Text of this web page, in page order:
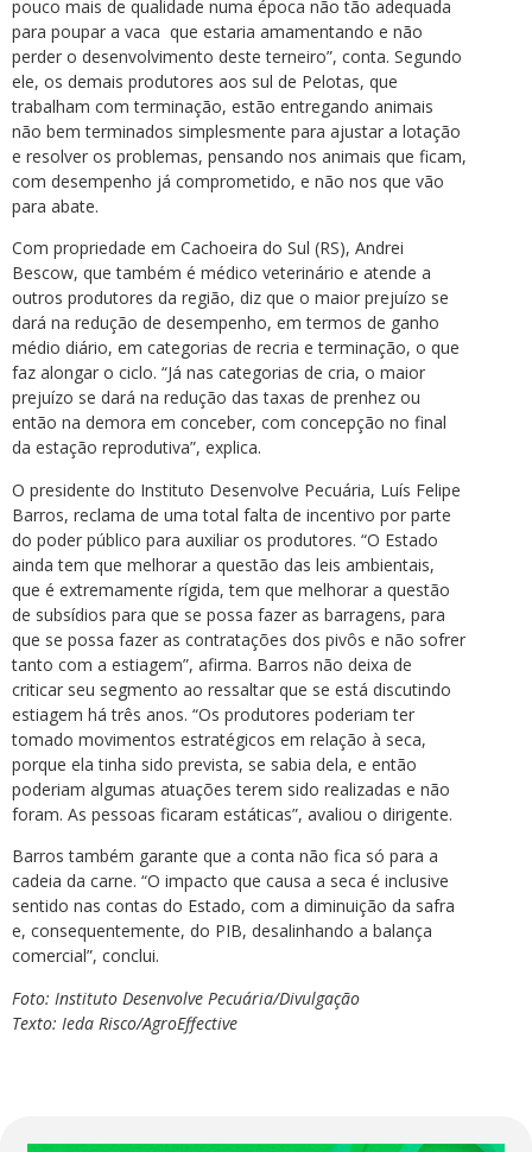
pouco mais de qualidade numa época não tão adequada
para poupar a vaca que estaria amamentando e não
perder o desenvolvimento deste terneiro”, conta. Segundo
ele, os demais produtores aos sul de Pelotas, que
trabalham com terminação, estão entregando animais
não bem terminados simplesmente para ajustar a lotação
e resolver os problemas, pensando nos animais que ficam,
com desempenho já comprometido, e não nos que vão
para abate.
Com propriedade em Cachoeira do Sul (RS), Andrei
Bescow, que também é médico veterinário e atende a
outros produtores da região, diz que o maior prejuízo se
dará na redução de desempenho, em termos de ganho
médio diário, em categorias de recria e terminação, o que
faz alongar o ciclo. “Já nas categorias de cria, o maior
prejuízo se dará na redução das taxas de prenhez ou
então na demora em conceber, com concepção no final
da estação reprodutiva”, explica.
O presidente do Instituto Desenvolve Pecuária, Luís Felipe
Barros, reclama de uma total falta de incentivo por parte
do poder público para auxiliar os produtores. “O Estado
ainda tem que melhorar a questão das leis ambientais,
que é extremamente rígida, tem que melhorar a questão
de subsídios para que se possa fazer as barragens, para
que se possa fazer as contratações dos pivôs e não sofrer
tanto com a estiagem”, afirma. Barros não deixa de
criticar seu segmento ao ressaltar que se está discutindo
estiagem há três anos. “Os produtores poderiam ter
tomado movimentos estratégicos em relação à seca,
porque ela tinha sido prevista, se sabia dela, e então
poderiam algumas atuações terem sido realizadas e não
foram. As pessoas ficaram estáticas”, avaliou o dirigente.
Barros também garante que a conta não fica só para a
cadeia da carne. “O impacto que causa a seca é inclusive
sentido nas contas do Estado, com a diminuição da safra
e, consequentemente, do PIB, desalinhando a balança
comercial”, conclui.
Foto: Instituto Desenvolve Pecuária/Divulgação
Texto: Ieda Risco/AgroEffective